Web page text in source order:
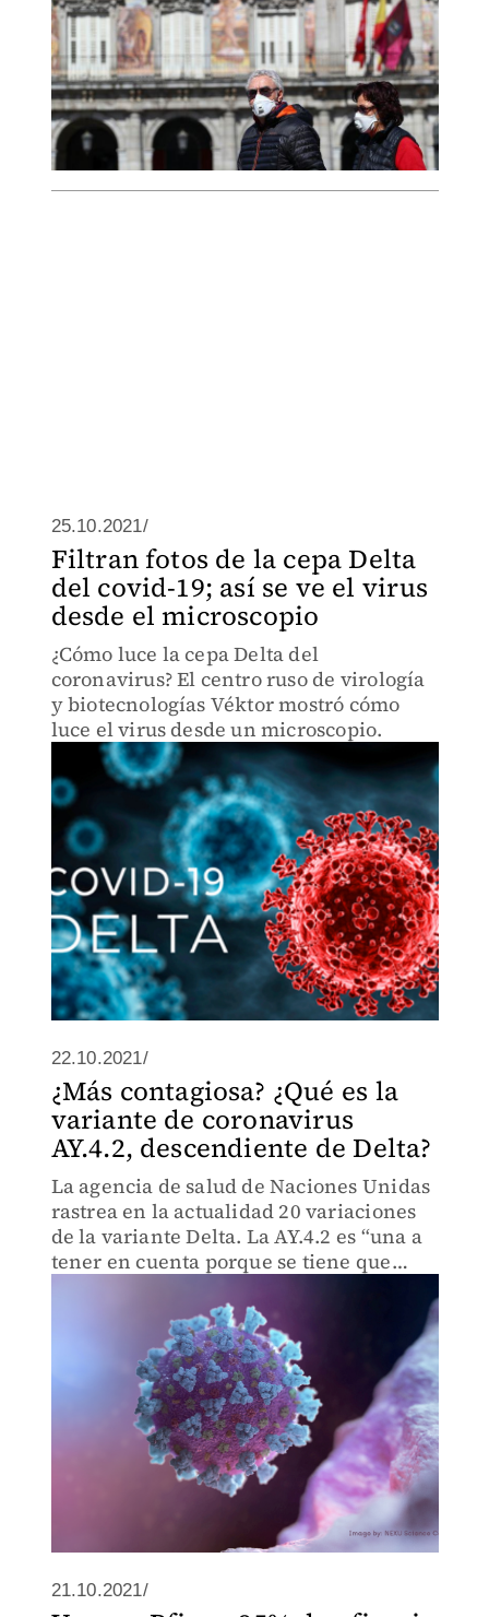
25.10.2021/
Filtran fotos de la cepa Delta
del covid-19; así se ve el virus
desde el microscopio
¿Cómo luce la cepa Delta del
coronavirus? El centro ruso de virología
y biotecnologías Véktor mostró cómo
luce el virus desde un microscopio.
22.10.2021/
¿Más contagiosa? ¿Qué es la
variante de coronavirus
AY.4.2, descendiente de Delta?
La agencia de salud de Naciones Unidas
rastrea en la actualidad 20 variaciones
de la variante Delta. La AY.4.2 es “una a
tener en cuenta porque se tiene que
dijo Maria Van, máxima responsable
técnica de la OMS.
21.10.2021/